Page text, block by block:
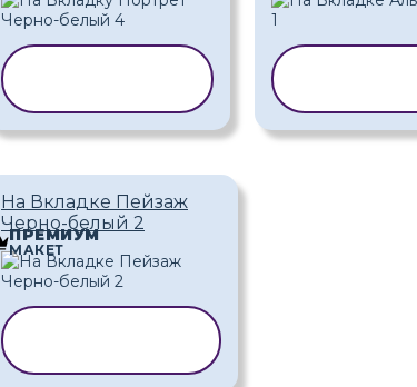
На Вкладке Пейзаж
Черно-белый 2
ПРЕМИУМ
МАКЕТ